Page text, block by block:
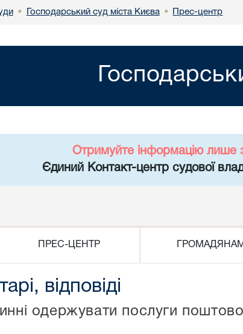
• Господарський суд міста Києва • Прес-центр
Отримуйте інформацію лише
Єдиний Контакт-центр судової
ПРЕС-ЦЕНТР ГРОМАДЯНАМ
відповіді
одержувати послуги